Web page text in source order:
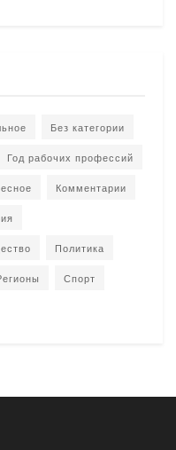
Без категории
Год рабочих профессий
Комментарии
Политика
Спорт